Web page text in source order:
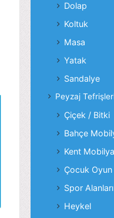
Dolap
Koltuk
Masa
Yatak
Sandalye
Peyzaj
Çiçek / Bitki
Bahçe
Kent
Çocuk Oyun
Spor Alanları
Heykel